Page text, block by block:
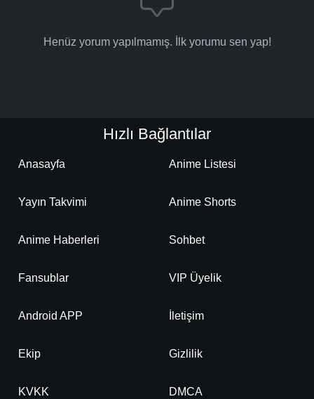
Henüz yorum yapılmamış. İlk yorumu sen yap!
Hızlı Bağlantılar
Anasayfa Anime Listesi
Yayın Takvimi Anime Shorts
Anime Haberleri Sohbet
Fansublar VIP Üyelik
Android APP İletişim
Ekip Gizlilik
KVKK DMCA